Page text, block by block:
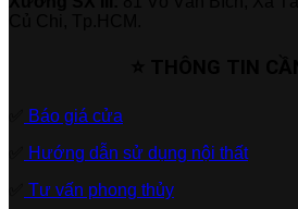
Báo giá cửa
Hướng dẫn sử dụng nội thất
Tư vấn phong thủy